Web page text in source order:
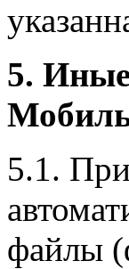
5.
5.1.
файлы